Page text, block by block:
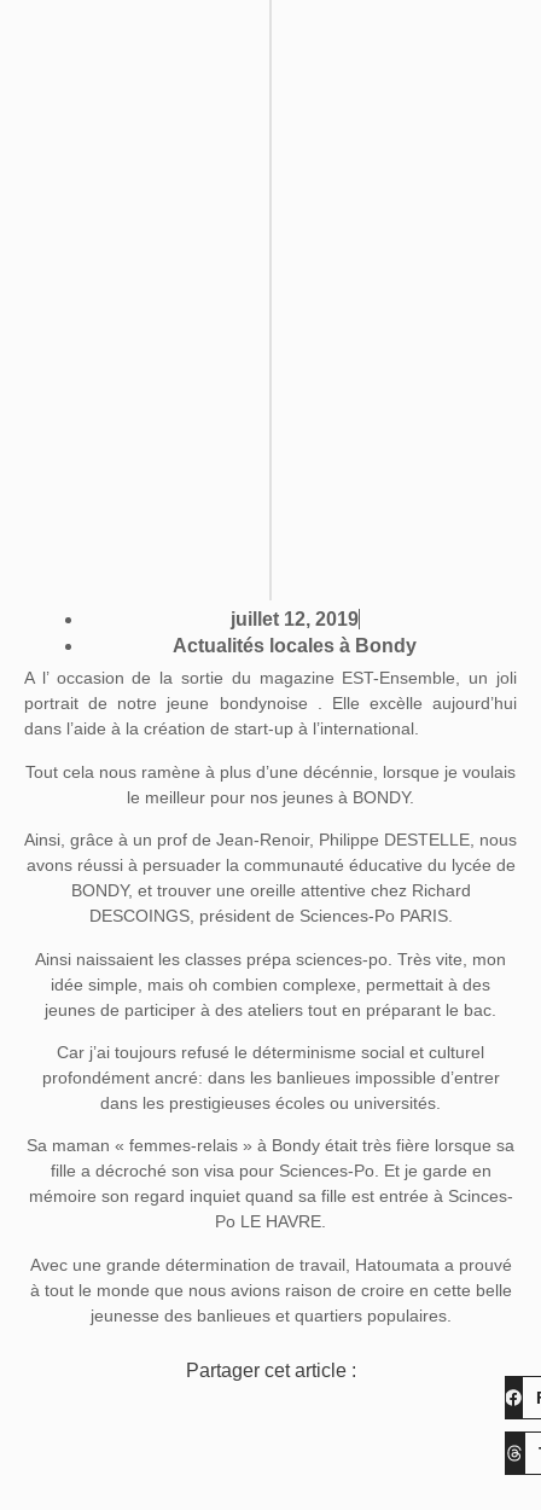
juillet 12, 2019
Actualités locales à Bondy
A l’ occasion de la sortie du magazine EST-Ensemble, un joli
portrait de notre jeune bondynoise . Elle excèlle aujourd’hui
dans l’aide à la création de start-up à l’international.
Tout cela nous ramène à plus d’une décénnie, lorsque je voulais
le meilleur pour nos jeunes à BONDY.
Ainsi, grâce à un prof de Jean-Renoir, Philippe DESTELLE, nous
avons réussi à persuader la communauté éducative du lycée de
BONDY, et trouver une oreille attentive chez Richard
DESCOINGS, président de Sciences-Po PARIS.
Ainsi naissaient les classes prépa sciences-po. Très vite, mon
idée simple, mais oh combien complexe, permettait à des
jeunes de participer à des ateliers tout en préparant le bac.
Car j’ai toujours refusé le déterminisme social et culturel
profondément ancré: dans les banlieues impossible d’entrer
dans les prestigieuses écoles ou universités.
Sa maman « femmes-relais » à Bondy était très fière lorsque sa
fille a décroché son visa pour Sciences-Po. Et je garde en
mémoire son regard inquiet quand sa fille est entrée à Scinces-
Po LE HAVRE.
Avec une grande détermination de travail, Hatoumata a prouvé
à tout le monde que nous avions raison de croire en cette belle
jeunesse des banlieues et quartiers populaires.
Partager cet article :